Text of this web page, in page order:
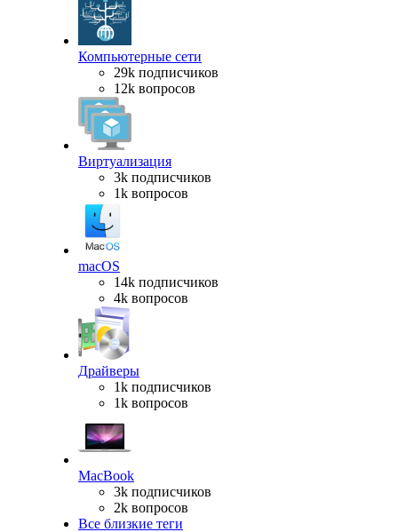
Компьютерные сети
29k подписчиков
12k вопросов
Виртуализация
3k подписчиков
1k вопросов
macOS
14k подписчиков
4k вопросов
Драйверы
1k подписчиков
1k вопросов
MacBook
3k подписчиков
2k вопросов
Все близкие теги